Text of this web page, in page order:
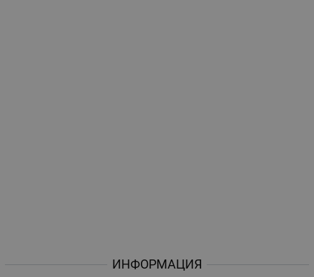
ИНФОРМАЦИЯ